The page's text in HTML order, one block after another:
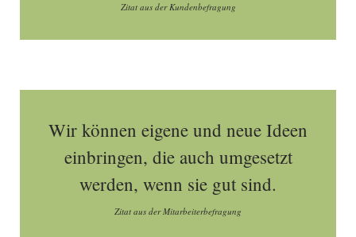
Zitat aus der Kundenbefragung
Wir können eigene und neue Ideen
einbringen, die auch umgesetzt
werden, wenn sie gut sind.
Zitat aus der Mitarbeiterbefragung